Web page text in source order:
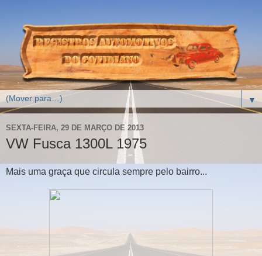
▼
SEXTA-FEIRA, 29 DE MARÇO DE 2013
VW Fusca 1300L 1975
Mais uma graça que circula sempre pelo bairro...